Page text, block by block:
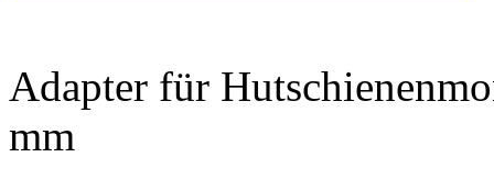
Adapter für
mm